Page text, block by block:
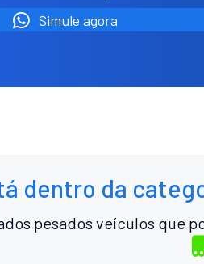
Simule agora
dentro da
pesados veículos que